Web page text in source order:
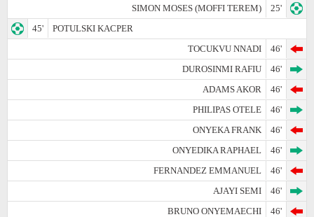
SIMON MOSES (MOFFI TEREM)
25'
45'
POTULSKI KACPER
TOCUKVU NNADI
46'
DUROSINMI RAFIU
46'
ADAMS AKOR
46'
PHILIPAS OTELE
46'
ONYEKA FRANK
46'
ONYEDIKA RAPHAEL
46'
FERNANDEZ EMMANUEL
46'
AJAYI SEMI
46'
BRUNO ONYEMAECHI
46'